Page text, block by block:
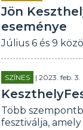
Jön
eseménye
Július 6 és 9
SZÍNES | 2023. feb.
Több
fesztiválja,